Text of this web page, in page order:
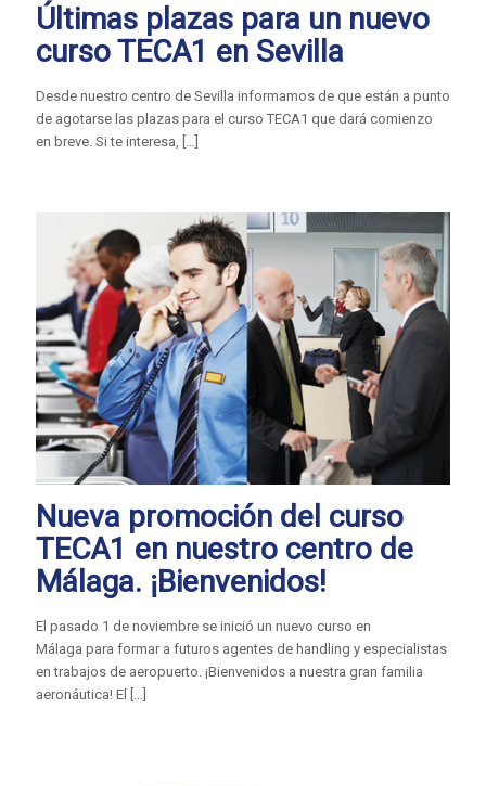
Últimas plazas para un nuevo
curso TECA1 en Sevilla
Desde nuestro centro de Sevilla informamos de que están a punto
de agotarse las plazas para el curso TECA1 que dará comienzo
en breve. Si te interesa, […]
Nueva promoción del curso
TECA1 en nuestro centro de
Málaga. ¡Bienvenidos!
El pasado 1 de noviembre se inició un nuevo curso en
Málaga para formar a futuros agentes de handling y especialistas
en trabajos de aeropuerto. ¡Bienvenidos a nuestra gran familia
aeronáutica! El